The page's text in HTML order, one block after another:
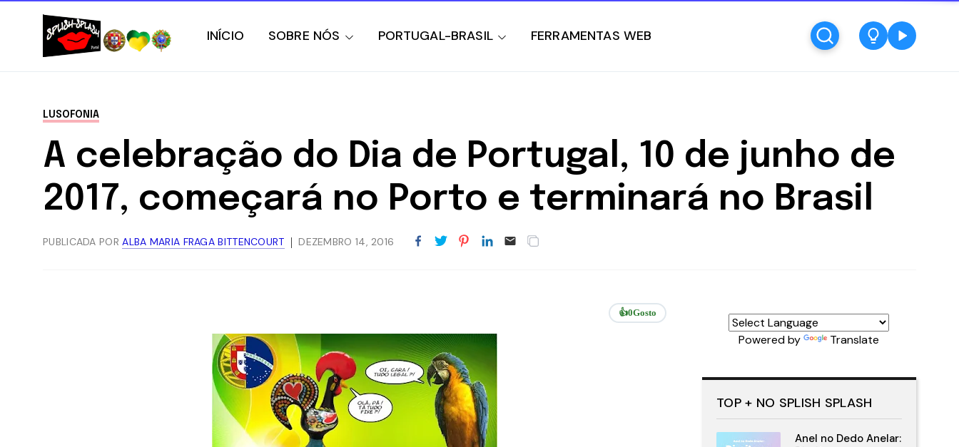
INÍCIO SOBRE NÓS PORTUGAL-BRASIL FERRAMENTAS WEB
LUSOFONIA
A celebração do Dia de Portugal, 10 de junho de
2017, começará no Porto e terminará no Brasil
PUBLICADA PORALBA MARIA FRAGA BITTENCOURT DEZEMBRO 14, 2016
👍0Gosto
Powered by Translate
TOP + NO SPLISH SPLASH
Anel no Dedo Anelar: